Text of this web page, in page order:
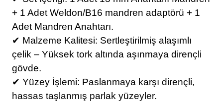
+ 1 Adet Weldon/B16 mandren adaptörü + 1
Adet Mandren Anahtarı.
✔ Malzeme Kalitesi: Sertleştirilmiş alaşımlı
çelik – Yüksek tork altında aşınmaya dirençli
gövde.
✔ Yüzey İşlemi: Paslanmaya karşı dirençli,
hassas taşlanmış parlak yüzeyler.